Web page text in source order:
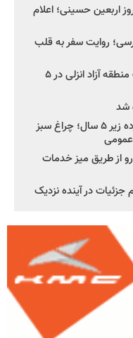
روز اربعین حسینی؛ اعلام
روایت سفر به قلب
استاندار گیلان: تردد خودروهای پلاک منطقه آزاد انزلی در ۵
شد
صدور مجوز واردات اتوبوس‌های کارکرده زیر ۵ سال؛ چراغ سبز
عمومی
از طریق میز خدمات
در آینده نزدیک